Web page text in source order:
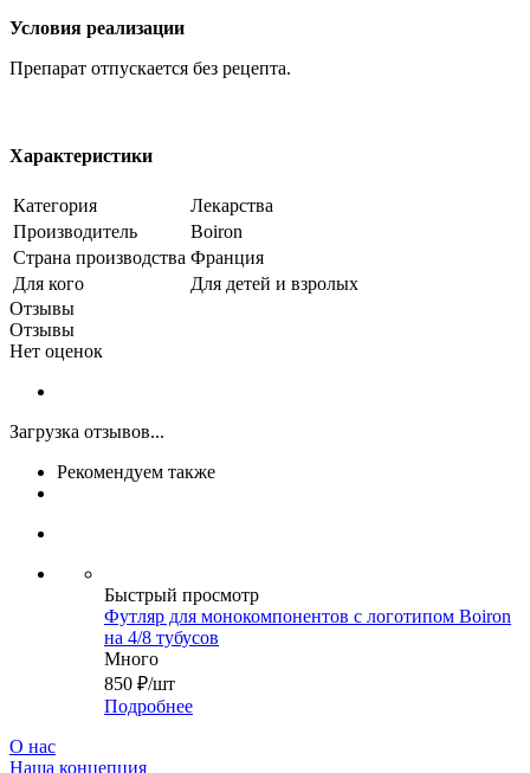
Условия реализации
Препарат отпускается без рецепта.
Характеристики
Категория
Лекарства
Производитель
Boiron
Страна производства Франция
Для кого
Для детей и взролых
Отзывы
Отзывы
Нет оценок
Загрузка отзывов...
Рекомендуем также
Быстрый просмотр
Футляр для монокомпонентов с логотипом Boiron
на 4/8 тубусов
Много
850 ₽/шт
Подробнее
О нас
Наша концепция